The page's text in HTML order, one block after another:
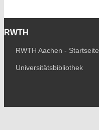
RWTH
RWTH Aachen - Startseite
Universitätsbibliothek